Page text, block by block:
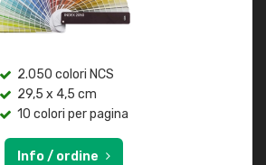
2.050 colori NCS
29,5 x 4,5 cm
10 colori per pagina
Info / ordine